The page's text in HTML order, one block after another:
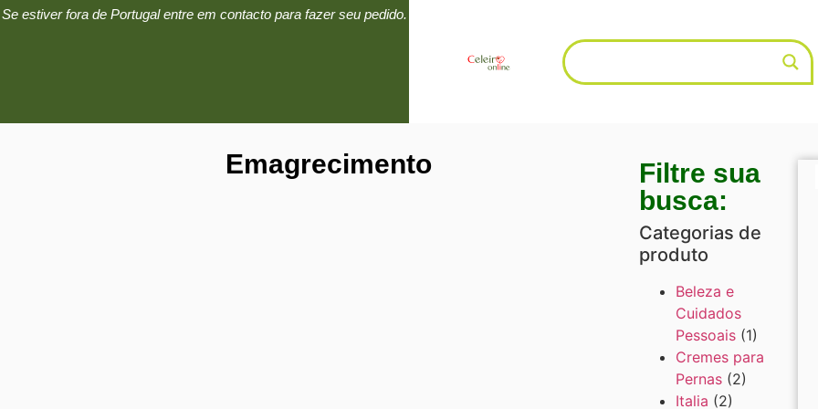
Se estiver fora de Portugal entre em contacto para fazer seu pedido.
Emagrecimento
Filtre sua
busca:
Categorias de
produto
Beleza e
Cuidados
Pessoais (1)
Cremes para
Pernas (2)
Italia (2)